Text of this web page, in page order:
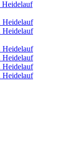
Heidelauf
Heidelauf
Heidelauf
Heidelauf
Heidelauf
Heidelauf
Heidelauf